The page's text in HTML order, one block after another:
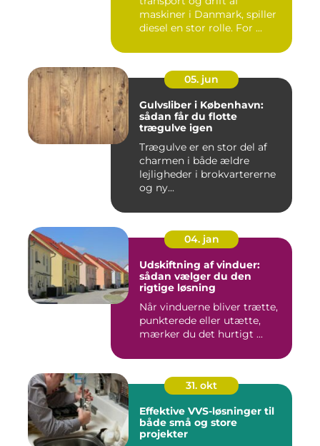
maskiner i Danmark, spiller
diesel en stor rolle. For ...
05. jun
Gulvsliber i København:
sådan får du flotte
trægulve igen
Trægulve er en stor del af
charmen i både ældre
lejligheder i brokvartererne
og ny...
04. jan
Udskiftning af vinduer:
sådan vælger du den
rigtige løsning
Når vinduerne bliver trætte,
punkterede eller utætte,
mærker du det hurtigt ...
31. okt
Effektive VVS-løsninger til
både små og store
projekter